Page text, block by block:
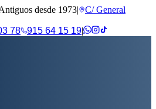
desde 1973|
C/ General
78 915 64 15 19|